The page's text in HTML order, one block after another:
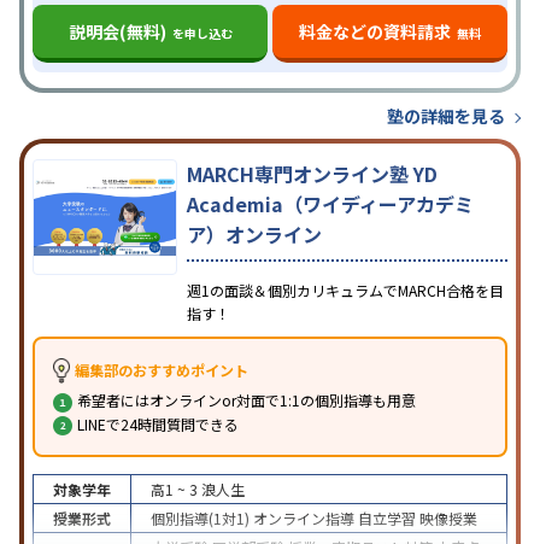
説明会(無料) を申し込む 料金などの資料請求 無料
塾の詳細を見る
MARCH専門オンライン塾 YD
Academia（ワイディーアカデミ
ア）オンライン
週1の面談＆個別カリキュラムでMARCH合格を目
指す！
編集部のおすすめポイント
希望者にはオンラインor対面で1:1の個別指導も用意
LINEで24時間質問できる
対象学年 高1 ~ 3 浪人生
授業形式
個別指導(1対1) オンライン指導 自立学習 映像授業